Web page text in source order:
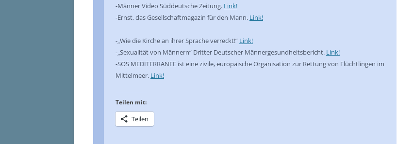
-Männer Video Süddeutsche Zeitung. Link!
-Ernst, das Gesellschaftmagazin für den Mann. Link!
-„Wie die Kirche an ihrer Sprache verreckt!“ Link!
-„Sexualität von Männern“ Dritter Deutscher Männergesundheitsbericht. Link!
-SOS MEDITERRANEE ist eine zivile, europäische Organisation zur Rettung von Flüchtlingen im
Mittelmeer. Link!
Teilen mit:
Teilen